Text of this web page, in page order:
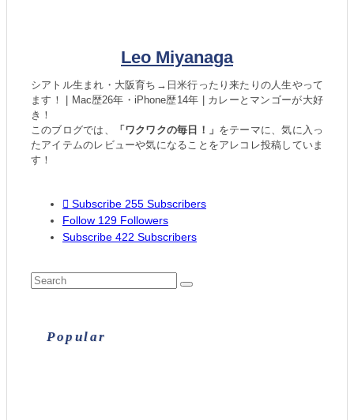
Leo Miyanaga
シアトル生まれ・大阪育ち→日米行ったり来たりの人生やって
ます！ | Mac歴26年・iPhone歴14年 | カレーとマンゴーが大好
き！
このブログでは、
「ワクワクの毎日！」 をテーマに、気に入っ
たアイテムのレビューや気になることをアレコレ投稿していま
す！
Subscribe 255 Subscribers
Follow 129 Followers
Subscribe 422 Subscribers
Popular